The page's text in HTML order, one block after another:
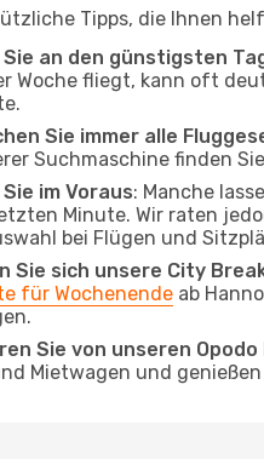
Tipps, die Ihnen
Sie an den günstigsten
Woche fliegt, kann oft
Sie immer alle
Suchmaschine finden
im Voraus: Manche
Minute. Wir raten
bei Flügen und
Sie sich unsere City
für Wochenende ab
Sie von unseren
Mietwagen und